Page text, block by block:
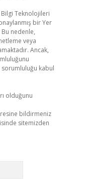
Bilgi Teknolojileri
bir Yer
Bu nedenle,
veya
Ancak,
kabul
olduğunu
bildirmeniz
sitemizden